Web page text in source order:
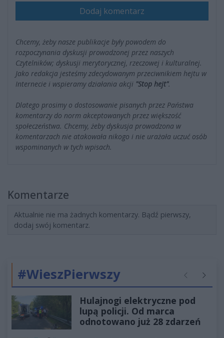
Dodaj komentarz
Chcemy, żeby nasze publikacje były powodem do
rozpoczynania dyskusji prowadzonej przez naszych
Czytelników; dyskusji merytorycznej, rzeczowej i kulturalnej.
Jako redakcja jesteśmy zdecydowanym przeciwnikiem hejtu w
Internecie i wspieramy działania akcji "Stop hejt".
Dlatego prosimy o dostosowanie pisanych przez Państwa
komentarzy do norm akceptowanych przez większość
społeczeństwa. Chcemy, żeby dyskusja prowadzona w
komentarzach nie atakowała nikogo i nie urażała uczuć osób
wspominanych w tych wpisach.
Komentarze
Aktualnie nie ma żadnych komentarzy. Bądź pierwszy,
dodaj swój komentarz.
#WieszPierwszy Poprzednie
Hulajnogi elektryczne pod
lupą policji. Od marca
odnotowano już 28 zdarzeń